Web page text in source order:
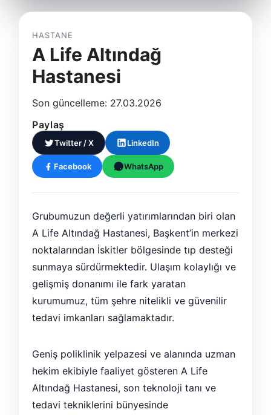
HASTANE
A Life Altındağ
Hastanesi
Son güncelleme: 27.03.2026
Paylaş
Twitter / X LinkedIn
Facebook WhatsApp
Grubumuzun değerli yatırımlarından biri olan
A Life Altındağ Hastanesi, Başkent’in merkezi
noktalarından İskitler bölgesinde tıp desteği
sunmaya sürdürmektedir. Ulaşım kolaylığı ve
gelişmiş donanımı ile fark yaratan
kurumumuz, tüm şehre nitelikli ve güvenilir
tedavi imkanları sağlamaktadır.
Geniş poliklinik yelpazesi ve alanında uzman
hekim ekibiyle faaliyet gösteren A Life
Altındağ Hastanesi, son teknoloji tanı ve
tedavi tekniklerini bünyesinde